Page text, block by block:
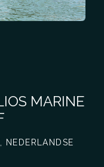
MARINE
NEDERLANDSE